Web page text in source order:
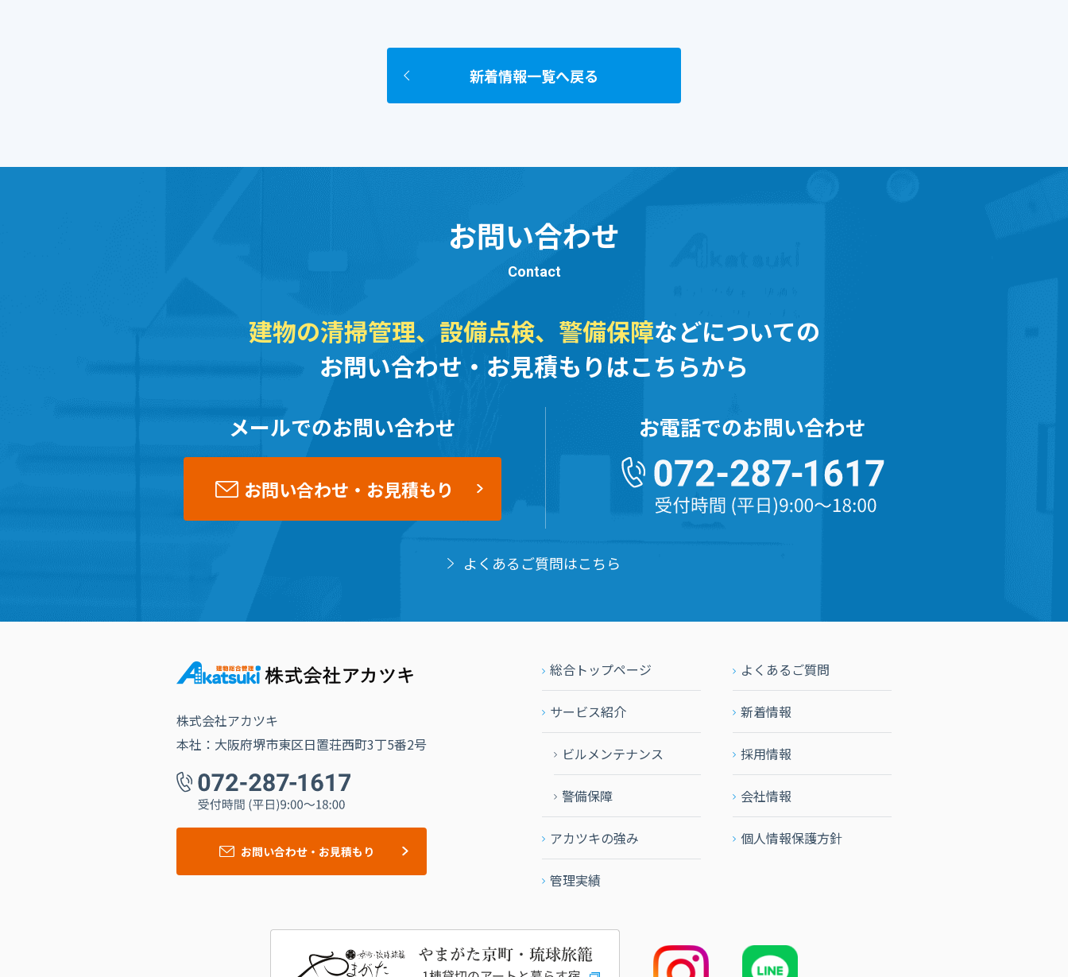
新着情報一覧へ戻る
お問い合わせ
Contact
建物の清掃管理、設備点検、 警備保障などについての
お問い合わせ・お見積もりはこちらから
メールでのお問い合わせ
お問い合わせ・お見積もり
お電話でのお問い合わせ
よくあるご質問はこちら
株式会社アカツキ
本社：大阪府堺市東区日置荘西町3丁5番2号
お問い合わせ・お見積もり
総合トップページ
サービス紹介
ビルメンテナンス
警備保障
アカツキの強み
管理実績
よくあるご質問
新着情報
採用情報
会社情報
個人情報保護方針